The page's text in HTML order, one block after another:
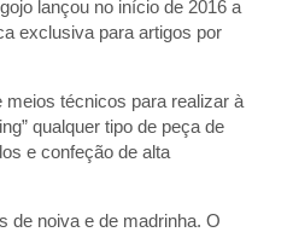
lançou no início de 2016 a
exclusiva para artigos por
técnicos para realizar à
qualquer tipo de peça de
e confeção de alta
de noiva e de madrinha. O